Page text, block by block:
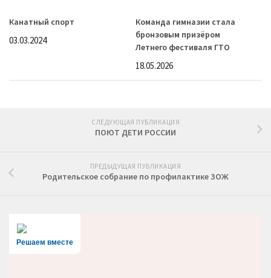
Канатный спорт
03.03.2024
Команда гимназии стала
бронзовым призёром
Летнего фестиваля ГТО
18.05.2026
СЛЕДУЮЩАЯ ПУБЛИКАЦИЯ
ПОЮТ ДЕТИ РОССИИ
ПРЕДЫДУЩАЯ ПУБЛИКАЦИЯ
Родительское собрание по профилактике ЗОЖ
Решаем вместе